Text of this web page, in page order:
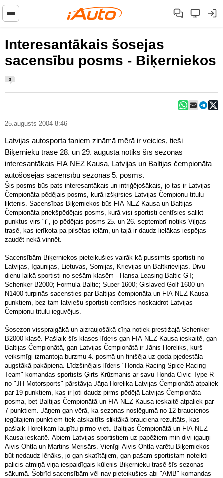
Interesantākais šosejas
sacensību posms - Biķerniekos
3
25.augusts 2004 8:46
Latvijas autosporta faniem zināmā mērā ir veicies, tieši
Biķernieku trasē 28. un 29. augustā notiks šīs sezonas
interesantākais FIA NEZ Kausa, Latvijas un Baltijas čempionāta
autošosejas sacensību sezonas 5. posms.
Šis posms būs pats interesantākais un intriģējošākais, jo tas ir Latvijas
Čempionāta pēdējais posms, kurā izšķirsies Latvijas Čempionu titulu
liktenis. Sacensības Biķerniekos būs FIA NEZ Kausa un Baltijas
Čempionāta priekšpēdējais posms, kurā visi sportisti centīsies salikt
punktus virs "i", jo pēdējais posms 25. un 26. septembrī notiks Viļņas
trasē, kas ierīkota pa pilsētas ielām, un tajā ir daudz lielākas iespējas
zaudēt nekā vinnēt.
Sacensībām Biķerniekos pieteikušies vairāk kā pussimts sportisti no
Latvijas, Igaunijas, Lietuvas, Somijas, Krievijas un Baltkrievijas. Divu
dienu laikā sportisti no sešām klasēm - Hansa Leasing Baltic GT;
Schenker B2000; Formula Baltic; Super 1600; Gislaved Golf 1600 un
N1400 turpinās sacensties par Baltijas čempionāta un FIA NEZ Kausa
punktiem, bez tam latviešu sportisti centīsies noskaidrot Latvijas
Čempionu titulu ieguvējus.
Šosezon visspraigākā un aizraujošākā cīņa notiek prestižajā Schenker
B2000 klasē. Pašlaik šīs klases līderis gan FIA NEZ Kausa ieskaitē, gan
Baltijas Čempionātā, gan Latvijas Čempionātā ir Jānis Horeliks, kurš
veiksmīgi izmantoja burzmu 4. posmā un finišēja uz goda pjedestāla
augstākā pakāpiena. Līdzšinējais līderis "Honda Racing Spice Racing
Team" komandas sportists Ģirts Krūzmanis ar savu Honda Civic Type-R
no "JH Motorsports" pārstāvja Jāņa Horelika Latvijas Čempionātā atpaliek
par 19 punktiem, kas ir ļoti daudz pirms pēdējā Latvijas Čempionāta
posma, bet Baltijas Čempionātā un FIA NEZ Kausa ieskaitē atpaliek par
7 punktiem. Jāņem gan vērā, ka sezonas noslēgumā no 12 braucienos
iegūtajiem punktiem tiek atskaitīts sliktākā brauciena rezultāts, kas
pašlaik Horelikam laupītu pirmo vietu Baltijas Čempionātā un FIA NEZ
Kausa ieskaitē. Abiem Latvijas sportistiem uz papēžiem min divi igauņi –
Aivis Ohtla un Martins Merisārs. Vienīgi Aivis Ohtla varētu Biķerniekos
būt nedaudz lēnāks, jo gan skatītājiem, gan pašam sportistam noteikti
palicis atmiņā viņa iespaidīgais kūlenis Biķernieku trasē šīs sezonas
sākumā. Šobrīd sacensībām vēl nav pieteikušies abi "AMB" komandas